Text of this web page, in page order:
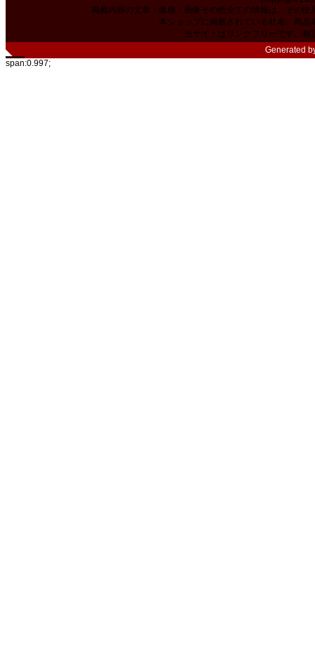
掲載内容の文章・価格・画像その他全ての情報は、その
本ショップに掲載されている社名、商
当サイトはリンクフリーです。相
Generated
span:0.997;